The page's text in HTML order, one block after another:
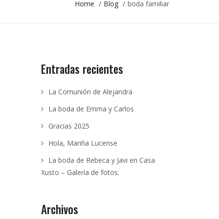
Home / Blog / boda familiar
Entradas recientes
La Comunión de Alejandra
La boda de Emma y Carlos
Gracias 2025
Hola, Mariña Lucense
La boda de Rebeca y Javi en Casa
Xusto – Galería de fotos.
Archivos